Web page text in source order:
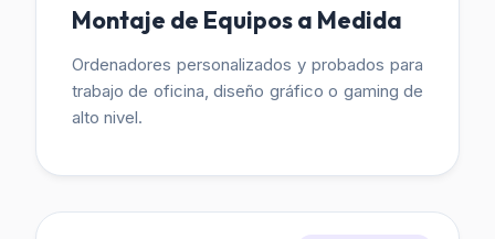
Montaje de Equipos a Medida
Ordenadores personalizados y probados para
trabajo de oficina, diseño gráfico o gaming de
alto nivel.